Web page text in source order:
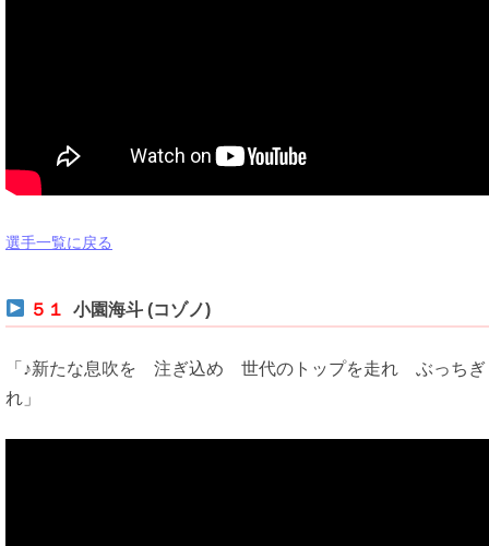
選手一覧に戻る
５１ 小園海斗 (コゾノ)
「♪新たな息吹を 注ぎ込め 世代のトップを走れ ぶっちぎ
れ」